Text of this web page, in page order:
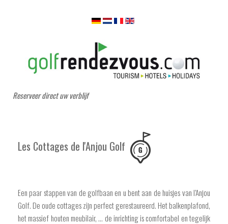
Reserveer direct uw verblijf
Les Cottages de l'Anjou Golf
Een paar stappen van de golfbaan en u bent aan de huisjes van l’Anjou
Golf. De oude cottages zijn perfect gerestaureerd. Het balkenplafond,
het massief houten meubilair, … de inrichting is comfortabel en tegelijk